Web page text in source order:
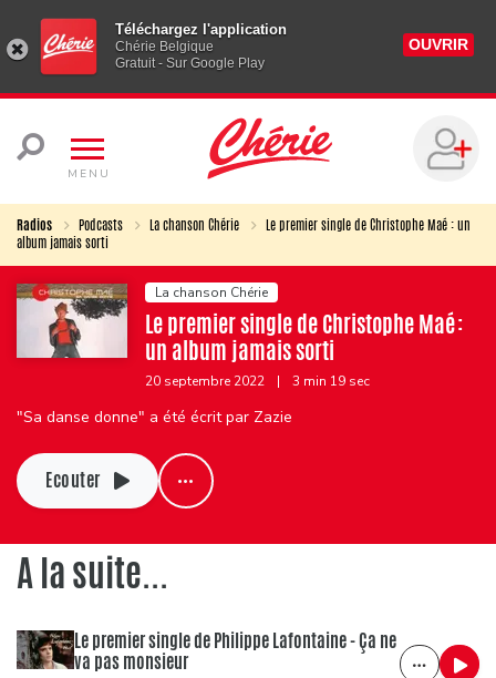
Téléchargez l'application
Chérie Belgique
Gratuit - Sur Google Play
OUVRIR
MENU
Radios Podcasts La chanson Chérie
Le premier single de Christophe Maé : un
album jamais sorti
La chanson Chérie
Le premier single de Christophe Maé :
un album jamais sorti
20 septembre 2022 | 3 min 19 sec
"Sa danse donne" a été écrit par Zazie
Ecouter
A la suite...
Le premier single de Philippe Lafontaine - Ça ne
va pas monsieur